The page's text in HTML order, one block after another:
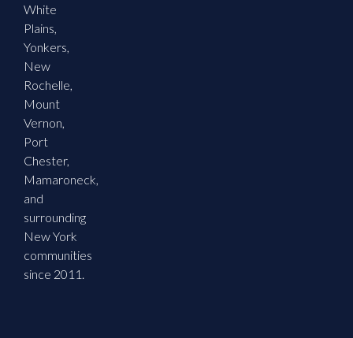
White
Plains,
Yonkers,
New
Rochelle,
Mount
Vernon,
Port
Chester,
Mamaroneck,
and
surrounding
New York
communities
since 2011.